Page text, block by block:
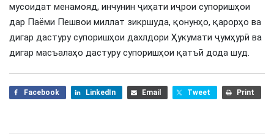
мусоидат менамояд, инчунин ҷиҳати иҷрои супоришҳои
дар Паёми Пешвои миллат зикршуда, қонунҳо, қарорҳо ва
дигар дастуру супоришҳои дахлдори Ҳукумати ҷумҳурӣ ва
дигар масъалаҳо дастуру супоришҳои қатъӣ дода шуд.
Facebook LinkedIn Email Tweet Print